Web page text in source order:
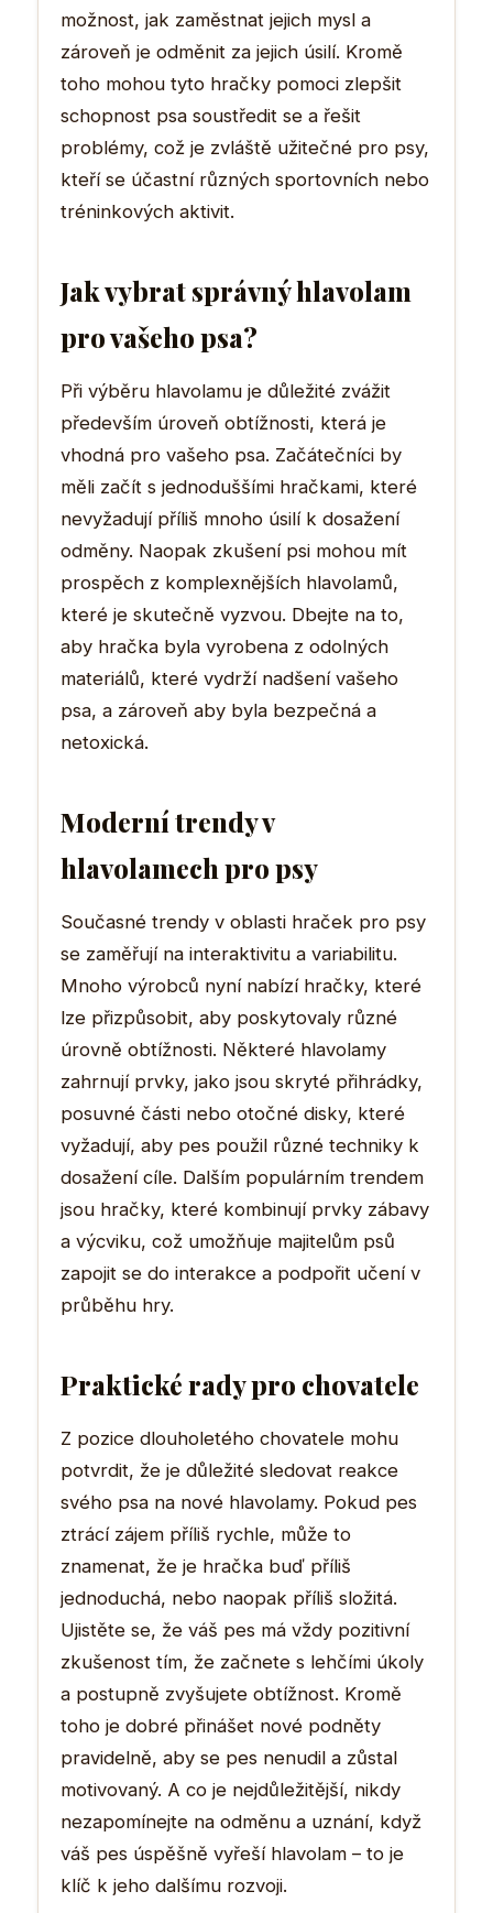
možnost, jak zaměstnat jejich mysl a
zároveň je odměnit za jejich úsilí. Kromě
toho mohou tyto hračky pomoci zlepšit
schopnost psa soustředit se a řešit
problémy, což je zvláště užitečné pro psy,
kteří se účastní různých sportovních nebo
tréninkových aktivit.
Jak vybrat správný hlavolam
pro vašeho psa?
Při výběru hlavolamu je důležité zvážit
především úroveň obtížnosti, která je
vhodná pro vašeho psa. Začátečníci by
měli začít s jednoduššími hračkami, které
nevyžadují příliš mnoho úsilí k dosažení
odměny. Naopak zkušení psi mohou mít
prospěch z komplexnějších hlavolamů,
které je skutečně vyzvou. Dbejte na to,
aby hračka byla vyrobena z odolných
materiálů, které vydrží nadšení vašeho
psa, a zároveň aby byla bezpečná a
netoxická.
Moderní trendy v
hlavolamech pro psy
Současné trendy v oblasti hraček pro psy
se zaměřují na interaktivitu a variabilitu.
Mnoho výrobců nyní nabízí hračky, které
lze přizpůsobit, aby poskytovaly různé
úrovně obtížnosti. Některé hlavolamy
zahrnují prvky, jako jsou skryté přihrádky,
posuvné části nebo otočné disky, které
vyžadují, aby pes použil různé techniky k
dosažení cíle. Dalším populárním trendem
jsou hračky, které kombinují prvky zábavy
a výcviku, což umožňuje majitelům psů
zapojit se do interakce a podpořit učení v
průběhu hry.
Praktické rady pro chovatele
Z pozice dlouholetého chovatele mohu
potvrdit, že je důležité sledovat reakce
svého psa na nové hlavolamy. Pokud pes
ztrácí zájem příliš rychle, může to
znamenat, že je hračka buď příliš
jednoduchá, nebo naopak příliš složitá.
Ujistěte se, že váš pes má vždy pozitivní
zkušenost tím, že začnete s lehčími úkoly
a postupně zvyšujete obtížnost. Kromě
toho je dobré přinášet nové podněty
pravidelně, aby se pes nenudil a zůstal
motivovaný. A co je nejdůležitější, nikdy
nezapomínejte na odměnu a uznání, když
váš pes úspěšně vyřeší hlavolam – to je
klíč k jeho dalšímu rozvoji.